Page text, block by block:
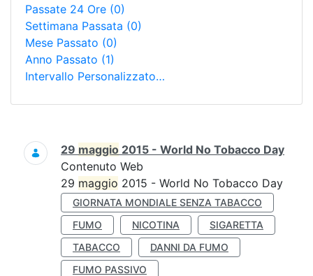
Passate 24 Ore (0)
Settimana Passata (0)
Mese Passato (0)
Anno Passato (1)
Intervallo Personalizzato…
Ricerca
29 maggio 2015 - World No Tobacco Day
Contenuto Web
29 maggio 2015 - World No Tobacco Day
GIORNATA MONDIALE SENZA TABACCO
FUMO
NICOTINA
SIGARETTA
TABACCO
DANNI DA FUMO
FUMO PASSIVO